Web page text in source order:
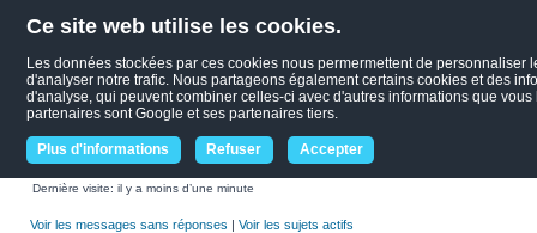
Ce site web utilise les cookies.
Les données stockées par ces cookies nous permermettent de
d'analyser notre trafic. Nous partageons également certains cookies et des
d'analyse, qui peuvent combiner celles-ci avec d'autres informations que
partenaires sont Google et ses partenaires tiers.
Plus d'informations Refuser Accepter
Dernière visite: il y a moins d’une minute
Voir les messages sans réponses | Voir les sujets actifs